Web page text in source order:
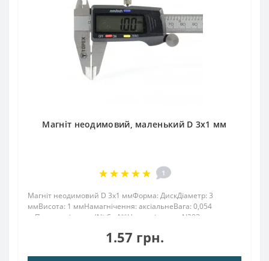
Магніт неодимовий, маленький D 3х1 мм
1
Магніт неодимовий D 3х1 ммФорма: ДискДіаметр: 3
ммВисота: 1 ммНамагнічення: аксіальнеВага: 0,054
грПоверх. нікель .: (Ni-Cu-Ni)Намагнічення: N38Зчеплення
C Неодимовий магніт діаметром 3 мм і вис..
1.57 грн.